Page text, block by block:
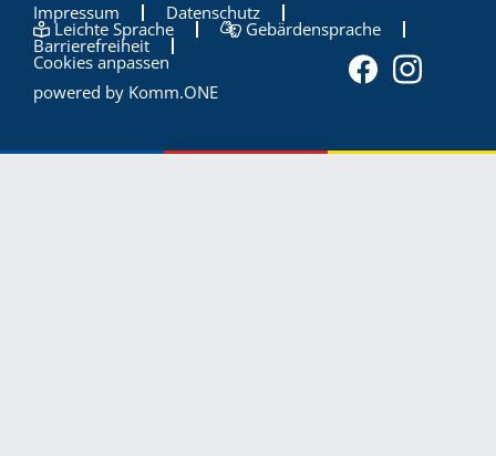
Impressum Datenschutz
Leichte Sprache Gebärdensprache
Barrierefreiheit
Cookies anpassen
powered by Komm.ONE